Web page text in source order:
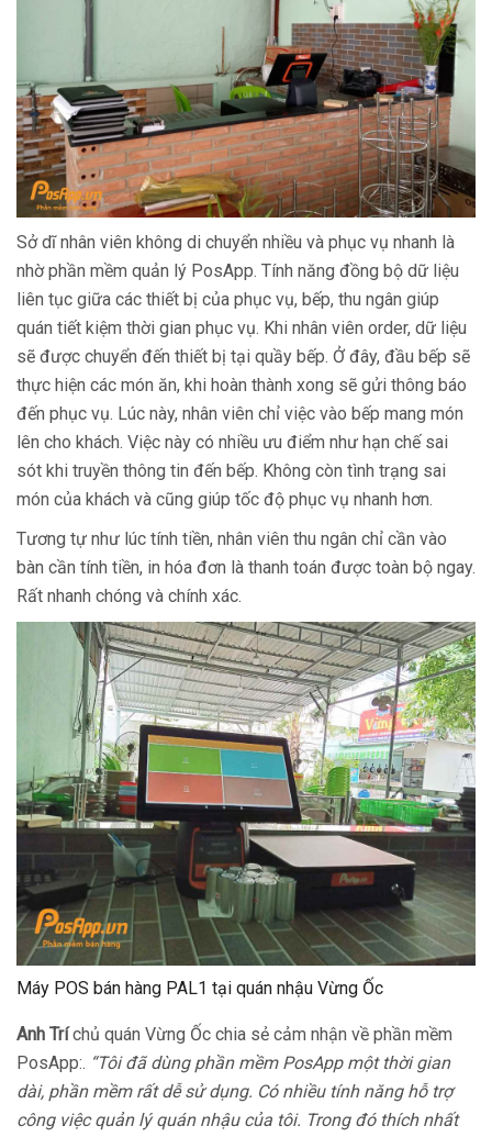
Sở dĩ nhân viên không di chuyển nhiều và phục vụ nhanh là
nhờ phần mềm quản lý PosApp. Tính năng đồng bộ dữ liệu
liên tục giữa các thiết bị của phục vụ, bếp, thu ngân giúp
quán tiết kiệm thời gian phục vụ. Khi nhân viên order, dữ liệu
sẽ được chuyển đến thiết bị tại quầy bếp. Ở đây, đầu bếp sẽ
thực hiện các món ăn, khi hoàn thành xong sẽ gửi thông báo
đến phục vụ. Lúc này, nhân viên chỉ việc vào bếp mang món
lên cho khách. Việc này có nhiều ưu điểm như hạn chế sai
sót khi truyền thông tin đến bếp. Không còn tình trạng sai
món của khách và cũng giúp tốc độ phục vụ nhanh hơn.
Tương tự như lúc tính tiền, nhân viên thu ngân chỉ cần vào
bàn cần tính tiền, in hóa đơn là thanh toán được toàn bộ ngay.
Rất nhanh chóng và chính xác.
Máy POS bán hàng PAL1 tại quán nhậu Vừng Ốc
Anh Tríchủ quán Vừng Ốc chia sẻ cảm nhận về phần mềm
PosApp:. “Tôi đã dùng phần mềm PosApp một thời gian
dài, phần mềm rất dễ sử dụng. Có nhiều tính năng hỗ trợ
công việc quản lý quán nhậu của tôi. Trong đó thích nhất